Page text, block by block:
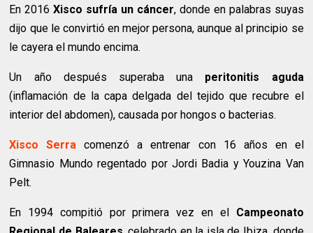
En 2016Xisco sufría un cáncer, donde en palabras suyas
dijo que le convirtió en mejor persona, aunque al principio se
le cayera el mundo encima.
Un año después superaba una peritonitis aguda
(inflamación de la capa delgada del tejido que recubre el
interior del abdomen), causada por hongos o bacterias.
Xisco Serra comenzó a entrenar con 16 años en el
Gimnasio Mundo regentado por Jordi Badia y Youzina Van
Pelt.
En 1994 compitió por primera vez en el Campeonato